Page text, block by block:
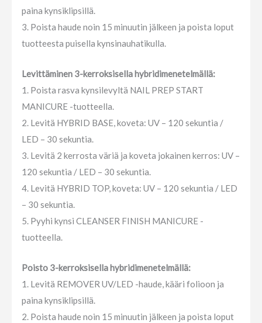
paina kynsiklipsillä.
3. Poista haude noin 15 minuutin jälkeen ja poista loput
tuotteesta puisella kynsinauhatikulla.
Levittäminen 3-kerroksisella hybridimenetelmällä:
1. Poista rasva kynsilevyltä NAIL PREP START
MANICURE -tuotteella.
2. Levitä HYBRID BASE, koveta: UV – 120 sekuntia /
LED – 30 sekuntia.
3. Levitä 2 kerrosta väriä ja koveta jokainen kerros: UV –
120 sekuntia / LED – 30 sekuntia.
4. Levitä HYBRID TOP, koveta: UV – 120 sekuntia / LED
– 30 sekuntia.
5. Pyyhi kynsi CLEANSER FINISH MANICURE -
tuotteella.
Poisto 3-kerroksisella hybridimenetelmällä:
1. Levitä REMOVER UV/LED -haude, kääri folioon ja
paina kynsiklipsillä.
2. Poista haude noin 15 minuutin jälkeen ja poista loput